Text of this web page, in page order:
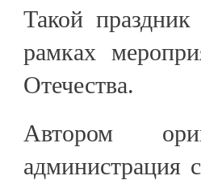
Такой
рамках
Отечества.
Автором
администрация